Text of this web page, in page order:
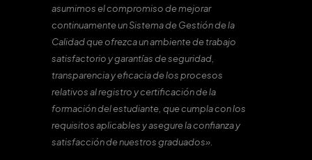
asumimos el compromiso de mejorar
continuamente un Sistema de Gestión de la
Calidad que ofrezca un ambiente de trabajo
satisfactorio y garantías de seguridad,
transparencia y eficacia de los procesos
relativos al registro y certificación de la
formación del estudiante, que cumpla con los
requisitos aplicables y asegure la confianza y
satisfacción de nuestros graduados».